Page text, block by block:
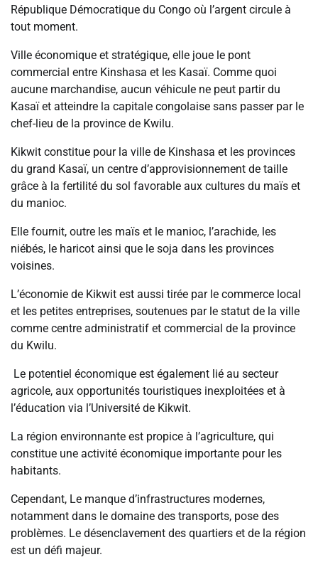
République Démocratique du Congo où l’argent circule à
tout moment.
Ville économique et stratégique, elle joue le pont
commercial entre Kinshasa et les Kasaï. Comme quoi
aucune marchandise, aucun véhicule ne peut partir du
Kasaï et atteindre la capitale congolaise sans passer par le
chef-lieu de la province de Kwilu.
Kikwit constitue pour la ville de Kinshasa et les provinces
du grand Kasaï, un centre d’approvisionnement de taille
grâce à la fertilité du sol favorable aux cultures du maïs et
du manioc.
Elle fournit, outre les maïs et le manioc, l’arachide, les
niébés, le haricot ainsi que le soja dans les provinces
voisines.
L’économie de Kikwit est aussi tirée par le commerce local
et les petites entreprises, soutenues par le statut de la ville
comme centre administratif et commercial de la province
du Kwilu.
Le potentiel économique est également lié au secteur
agricole, aux opportunités touristiques inexploitées et à
l’éducation via l’Université de Kikwit.
La région environnante est propice à l’agriculture, qui
constitue une activité économique importante pour les
habitants.
Cependant, Le manque d’infrastructures modernes,
notamment dans le domaine des transports, pose des
problèmes. Le désenclavement des quartiers et de la région
est un défi majeur.